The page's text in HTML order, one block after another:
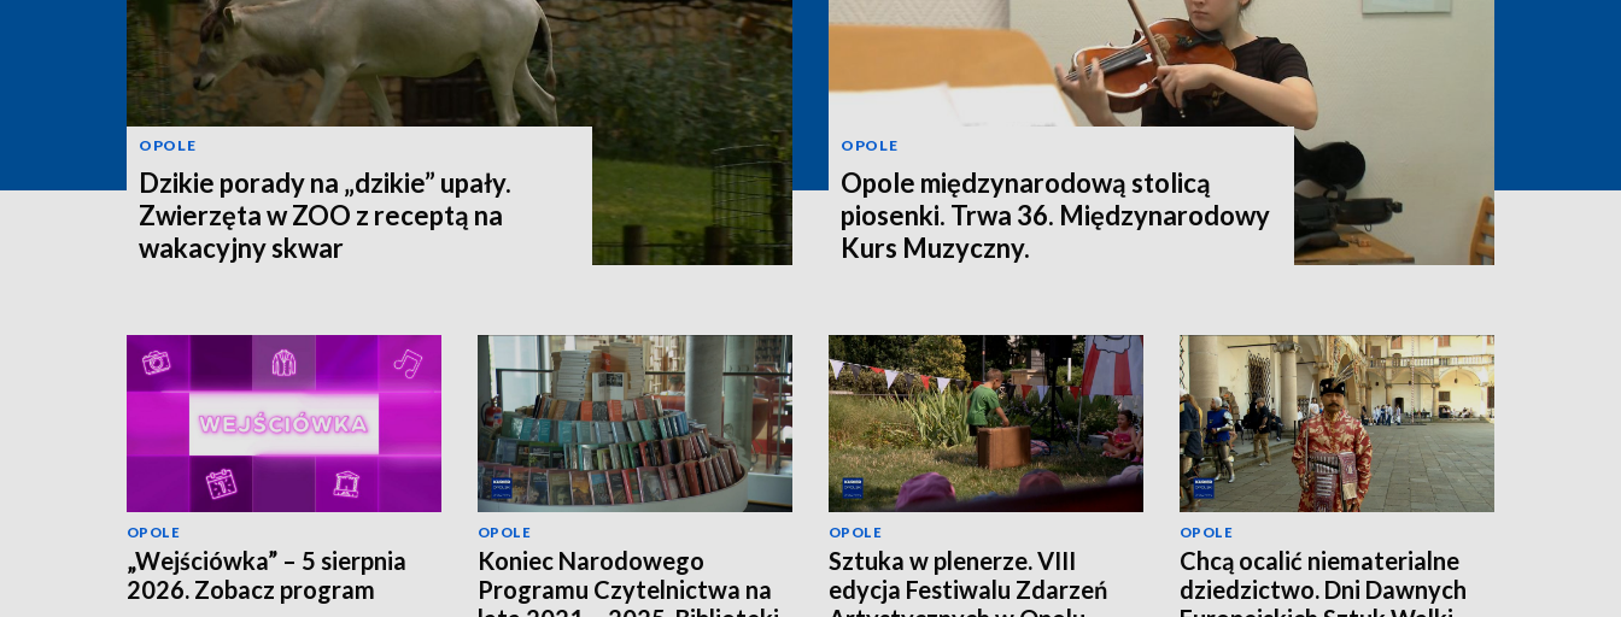
OPOLE
Dzikie porady na „dzikie” upały.
Zwierzęta w ZOO z receptą na
wakacyjny skwar
OPOLE
Opole międzynarodową stolicą
piosenki. Trwa 36. Międzynarodowy
Kurs Muzyczny.
OPOLE
„Wejściówka” – 5 sierpnia
2026. Zobacz program
OPOLE
Koniec Narodowego
Programu Czytelnictwa na
OPOLE
Sztuka w plenerze. VIII
edycja Festiwalu Zdarzeń
OPOLE
Chcą ocalić niematerialne
dziedzictwo. Dni Dawnych